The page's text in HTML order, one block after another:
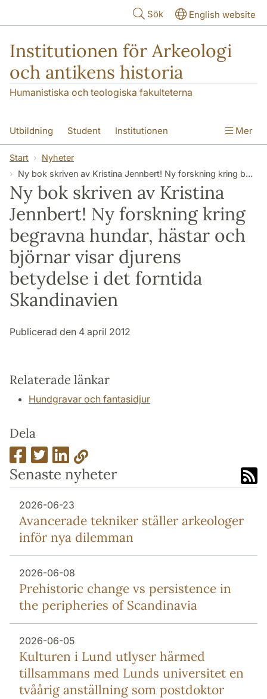
Sök English website
Institutionen för Arkeologi
och antikens historia
Humanistiska och teologiska fakulteterna
Utbildning Student Institutionen
Forskning Kontakt
Mer
Start
Nyheter
Ny bok skriven av Kristina Jennbert! Ny forskning kring begravna hundar, hästar och björnar visar djurens betydelse i det forntida Skandinavien
Ny bok skriven av Kristina
Jennbert! Ny forskning kring
begravna hundar, hästar och
björnar visar djurens
betydelse i det forntida
Skandinavien
Publicerad den 4 april 2012
Relaterade länkar
Hundgravar och fantasidjur
Dela
Senaste nyheter
2026-06-23
Avancerade tekniker ställer arkeologer
inför nya dilemman
2026-06-08
Prehistoric change vs persistence in
the peripheries of Scandinavia
2026-06-05
Kulturen i Lund utlyser härmed
tillsammans med Lunds universitet en
tvåårig anställning som postdoktor